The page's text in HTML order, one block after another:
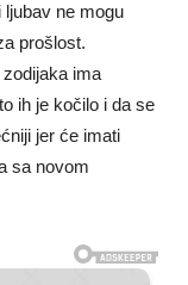
ljubav ne mogu
prošlost.
ima
ih je kočilo i da se
jer će imati
sa novom